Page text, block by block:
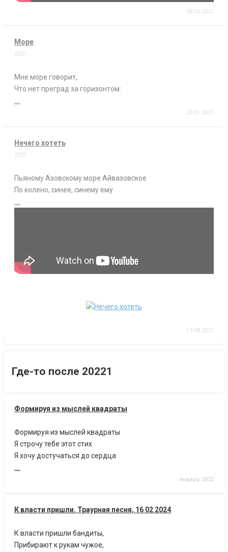
08.10.2021
Море
2021
Мне море говорит,
Что нет преград за горизонтом:
23.01.2021
Нечего хотеть
2021
Пьяному Азовскому море Айвазовское
По колено, синее, синему ему.
13.08.2021
Где-то после 20221
Формируя из мыслей квадраты
Формируя из мыслей квадраты
Я строчу тебе этот стих
Я хочу достучаться до сердца
январь 2022
К власти пришли. Траурная песня, 16 02 2024
К власти пришли бандиты,
Прибирают к рукам чужое,